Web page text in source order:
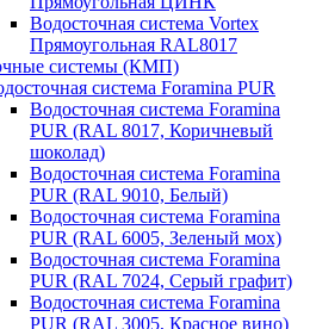
Водосточная система Vortex
Прямоугольная RAL8017
системы (КМП)
система Foramina PUR
Водосточная система Foramina
PUR (RAL 8017, Коричневый
шоколад)
Водосточная система Foramina
PUR (RAL 9010, Белый)
Водосточная система Foramina
PUR (RAL 6005, Зеленый мох)
Водосточная система Foramina
PUR (RAL 7024, Серый графит)
Водосточная система Foramina
PUR (RAL 3005, Красное вино)